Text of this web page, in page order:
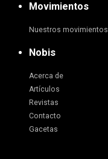
Movimientos
Nuestros movimientos
Nobis
Acerca de
Artículos
Revistas
Contacto
Gacetas